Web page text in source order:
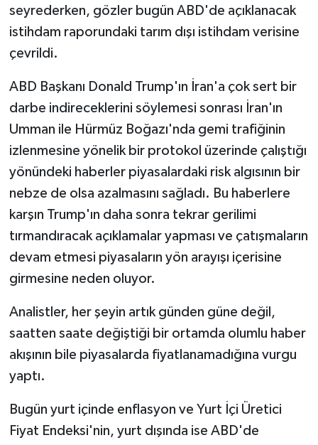
seyrederken, gözler bugün ABD'de açıklanacak
istihdam raporundaki tarım dışı istihdam verisine
çevrildi.
ABD Başkanı Donald Trump'ın İran'a çok sert bir
darbe indireceklerini söylemesi sonrası İran'ın
Umman ile Hürmüz Boğazı'nda gemi trafiğinin
izlenmesine yönelik bir protokol üzerinde çalıştığı
yönündeki haberler piyasalardaki risk algısının bir
nebze de olsa azalmasını sağladı. Bu haberlere
karşın Trump'ın daha sonra tekrar gerilimi
tırmandıracak açıklamalar yapması ve çatışmaların
devam etmesi piyasaların yön arayışı içerisine
girmesine neden oluyor.
Analistler, her şeyin artık günden güne değil,
saatten saate değiştiği bir ortamda olumlu haber
akışının bile piyasalarda fiyatlanamadığına vurgu
yaptı.
Bugün yurt içinde enflasyon ve Yurt İçi Üretici
Fiyat Endeksi'nin, yurt dışında ise ABD'de